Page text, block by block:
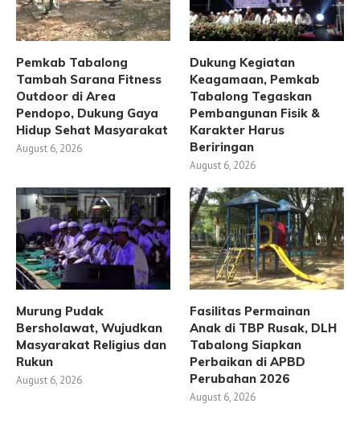
Pemkab Tabalong
Tambah Sarana Fitness
Outdoor di Area
Pendopo, Dukung Gaya
Hidup Sehat Masyarakat
August 6, 2026
Dukung Kegiatan
Keagamaan, Pemkab
Tabalong Tegaskan
Pembangunan Fisik &
Karakter Harus
Beriringan
August 6, 2026
Murung Pudak
Bersholawat, Wujudkan
Masyarakat Religius dan
Rukun
August 6, 2026
Fasilitas Permainan
Anak di TBP Rusak, DLH
Tabalong Siapkan
Perbaikan di APBD
Perubahan 2026
August 6, 2026